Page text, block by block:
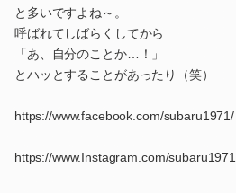
と多いですよね～。
呼ばれてしばらくしてから
「あ、自分のことか…！」
とハッとすることがあったり（笑）
https://www.facebook.com/subaru1971/
https://www.Instagram.com/